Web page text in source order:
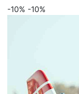
-10% -10%